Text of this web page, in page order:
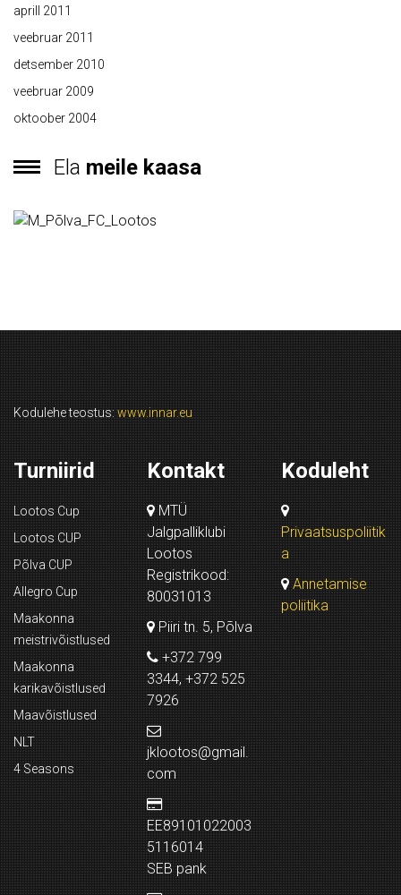
aprill 2011
veebruar 2011
detsember 2010
veebruar 2009
oktoober 2004
Ela meile kaasa
Kodulehe teostus: www.innar.eu
Turniirid
Lootos Cup
Lootos CUP
Põlva CUP
Allegro Cup
Maakonna
meistrivõistlused
Maakonna
karikavõistlused
Maavõistlused
NLT
4 Seasons
Kontakt
MTÜ
Jalgpalliklubi
Lootos
Registrikood:
80031013
Piiri tn. 5, Põlva
+372 799
3344, +372 525
7926
jklootos@gmail.
com
EE89101022003
5116014
SEB pank
Koduleht
Privaatsuspoliitik
a
Annetamise
poliitika